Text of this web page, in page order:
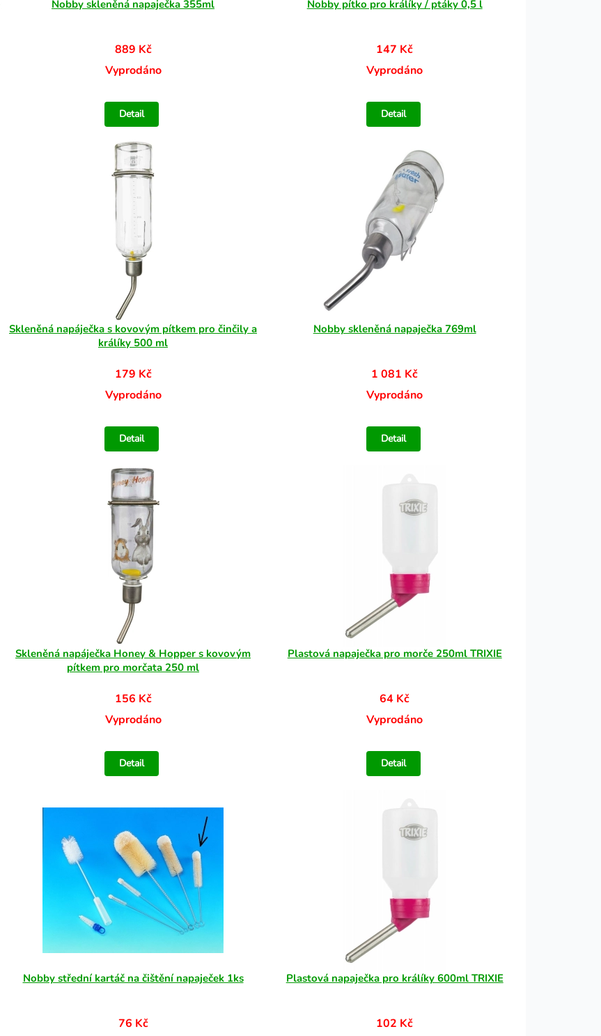
Nobby skleněná napaječka 355ml
889 Kč
Vyprodáno
Detail
Nobby pítko pro králíky / ptáky 0,5 l
147 Kč
Vyprodáno
Detail
Skleněná napáječka s kovovým pítkem pro činčily a
králíky 500 ml
179 Kč
Vyprodáno
Detail
Nobby skleněná napaječka 769ml
1 081 Kč
Vyprodáno
Detail
Skleněná napáječka Honey & Hopper s kovovým
pítkem pro morčata 250 ml
156 Kč
Vyprodáno
Detail
Plastová napaječka pro morče 250ml TRIXIE
64 Kč
Vyprodáno
Detail
Nobby střední kartáč na čištění napaječek 1ks
76 Kč
Plastová napaječka pro králíky 600ml TRIXIE
102 Kč